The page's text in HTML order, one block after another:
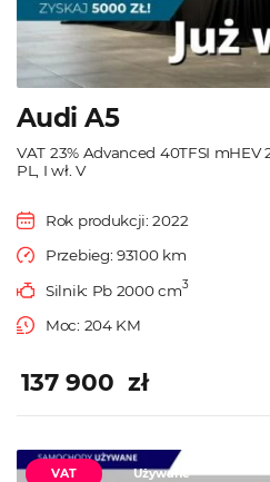
Audi A5
VAT 23% Advanced 40TFSI mHEV
PL, I wł. V
Rok produkcji: 2022
Przebieg: 93100 km
Silnik: Pb 2000 cm3
Moc: 204 KM
137 900 zł
VAT Używane